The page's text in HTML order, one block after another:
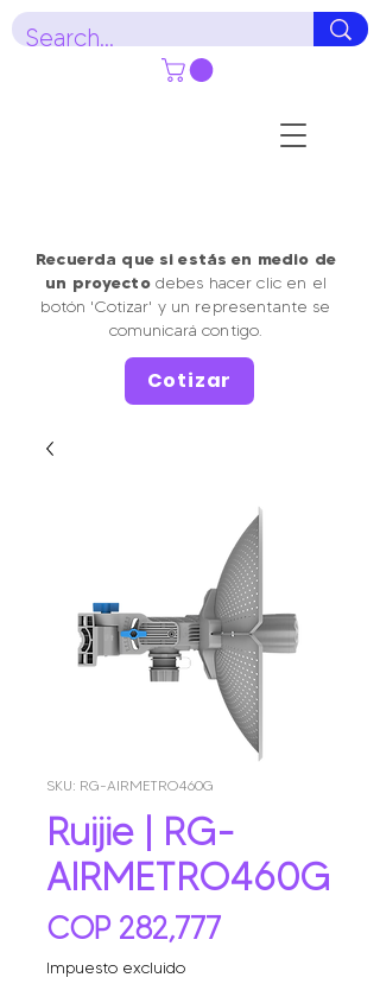
Recuerda que si estás en medio de
un proyectodebes hacer clic en el
botón 'Cotizar' y un representante se
comunicará contigo.
Cotizar
SKU: RG-AIRMETRO460G
Ruijie | RG-
AIRMETRO460G
COP 282,777Precio
Impuesto excluido